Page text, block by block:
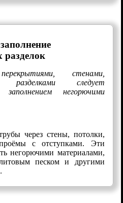
стенами,
разделками следует
негорючими
через стены, потолки,
с отступками. Эти
негорючими материалами,
песком и другими